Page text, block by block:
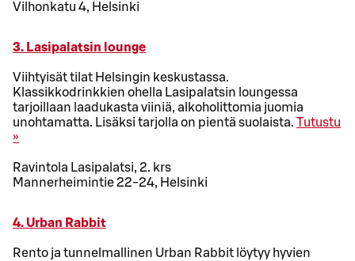
Vilhonkatu 4, Helsinki
3. Lasipalatsin lounge
Viihtyisät tilat Helsingin keskustassa.
Klassikkodrinkkien ohella Lasipalatsin loungessa
tarjoillaan laadukasta viiniä, alkoholittomia juomia
unohtamatta. Lisäksi tarjolla on pientä suolaista. Tutustu
»
Ravintola Lasipalatsi, 2. krs
Mannerheimintie 22-24, Helsinki
4. Urban Rabbit
Rento ja tunnelmallinen Urban Rabbit löytyy hyvien